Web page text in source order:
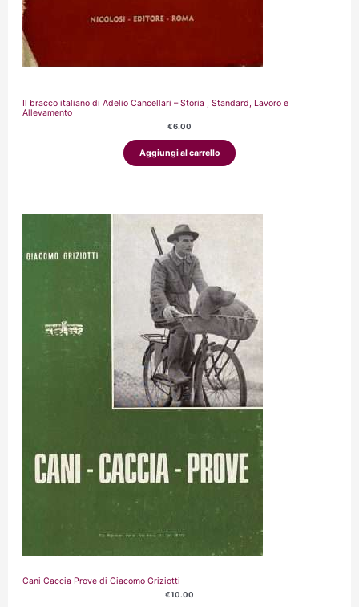
Il bracco italiano di Adelio Cancellari – Storia , Standard, Lavoro e
Allevamento
€6.00
Aggiungi al carrello
Cani Caccia Prove di Giacomo Griziotti
€10.00